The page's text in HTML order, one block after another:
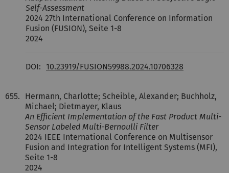
Self-Assessment
2024 27th International Conference on Information
Fusion (FUSION), Seite 1-8
2024
DOI: 10.23919/FUSION59988.2024.10706328
655.
Hermann, Charlotte; Scheible, Alexander; Buchholz,
Michael; Dietmayer, Klaus
An Efficient Implementation of the Fast Product Multi-
Sensor Labeled Multi-Bernoulli Filter
2024 IEEE International Conference on Multisensor
Fusion and Integration for Intelligent Systems (MFI),
Seite 1-8
2024